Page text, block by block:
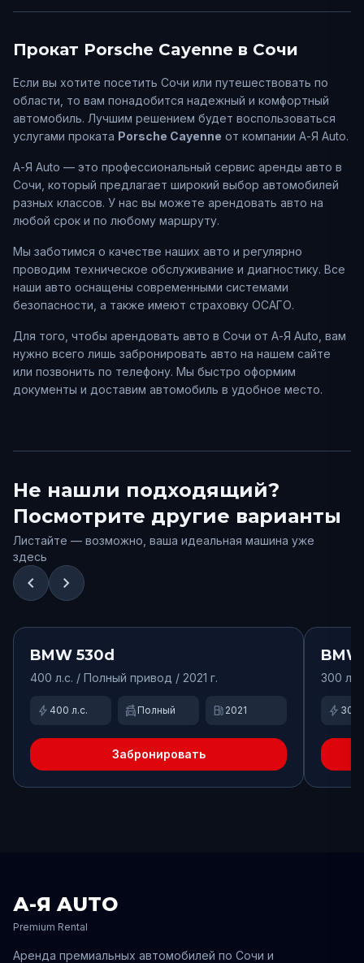
Прокат Porsche Cayenne в Сочи
Если вы хотите посетить Сочи или путешествовать по
области, то вам понадобится надежный и комфортный
автомобиль. Лучшим решением будет воспользоваться
услугами проката Porsche Cayenne от компании А-Я Auto.
А-Я Auto — это профессиональный сервис аренды авто в
Сочи , который предлагает широкий выбор автомобилей
разных классов. У нас вы можете арендовать авто на
любой срок и по любому маршруту.
Мы заботимся о качестве наших авто и регулярно
проводим техническое обслуживание и диагностику. Все
наши авто оснащены современными системами
безопасности, а также имеют страховку ОСАГО.
Для того, чтобы арендовать авто в Сочи от А-Я Auto, вам
нужно всего лишь забронировать авто на нашем сайте
или позвонить по телефону. Мы быстро оформим
документы и доставим автомобиль в удобное место.
Не нашли подходящий?
Посмотрите другие варианты
Листайте — возможно, ваша идеальная машина уже
здесь
chevron_left chevron_right
Доступно
BMW 530d
400 л.с. / Полный привод / 2021 г.
bolt 400 л.с. swap_driving_apps Полный local_gas_station 2021
Забронировать
BMW
300
bolt 300
А-Я AUTO
Premium Rental
Аренда премиальных автомобилей по Сочи и